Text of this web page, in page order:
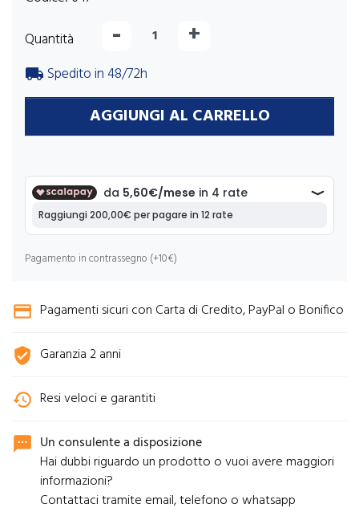
Quantità
- +
local_shipping Spedito in 48/72h
AGGIUNGI AL CARRELLO
Pagamento in contrassegno (+10€)
credit_card Pagamenti sicuri con Carta di Credito, PayPal o Bonifico
verified_user Garanzia 2 anni
history Resi veloci e garantiti
sms Un consulente a disposizione
Hai dubbi riguardo un prodotto o vuoi avere maggiori
informazioni?
Contattaci tramite email, telefono o whatsapp